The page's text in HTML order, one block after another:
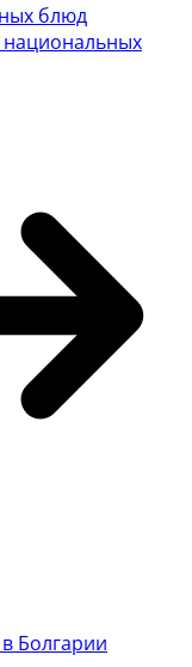
блюд
национальных